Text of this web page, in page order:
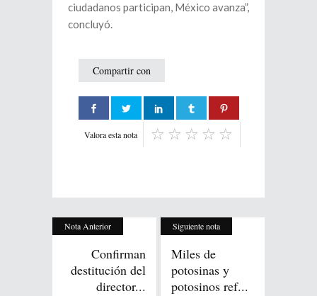
ciudadanos participan, México avanza”,
concluyó.
Compartir con
Valora esta nota
Nota Anterior
Confirman
destitución del
director...
Siguiente nota
Miles de
potosinas y
potosinos ref...